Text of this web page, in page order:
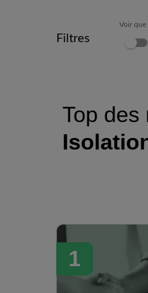
Filtres
Voir que
Top des
1